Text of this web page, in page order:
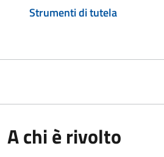
Strumenti di tutela
A chi è rivolto